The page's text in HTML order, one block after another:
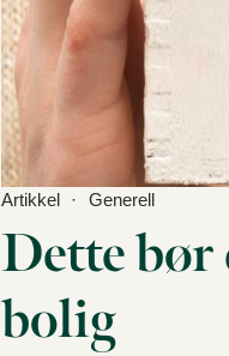
Artikkel Generell
Dette
bolig